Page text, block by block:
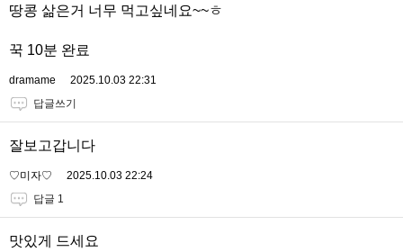
땅콩 삶은거 너무 먹고싶네요~~ㅎ
꾹 10분 완료
dramame
2025.10.03 22:31
답글쓰기
잘보고갑니다
♡미자♡
2025.10.03 22:24
답글 1
맛있게 드세요